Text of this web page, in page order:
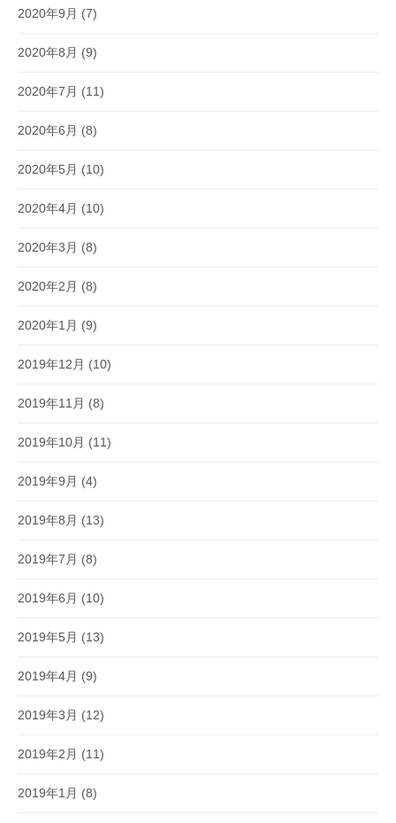
2020年9月 (7)
2020年8月 (9)
2020年7月 (11)
2020年6月 (8)
2020年5月 (10)
2020年4月 (10)
2020年3月 (8)
2020年2月 (8)
2020年1月 (9)
2019年12月 (10)
2019年11月 (8)
2019年10月 (11)
2019年9月 (4)
2019年8月 (13)
2019年7月 (8)
2019年6月 (10)
2019年5月 (13)
2019年4月 (9)
2019年3月 (12)
2019年2月 (11)
2019年1月 (8)